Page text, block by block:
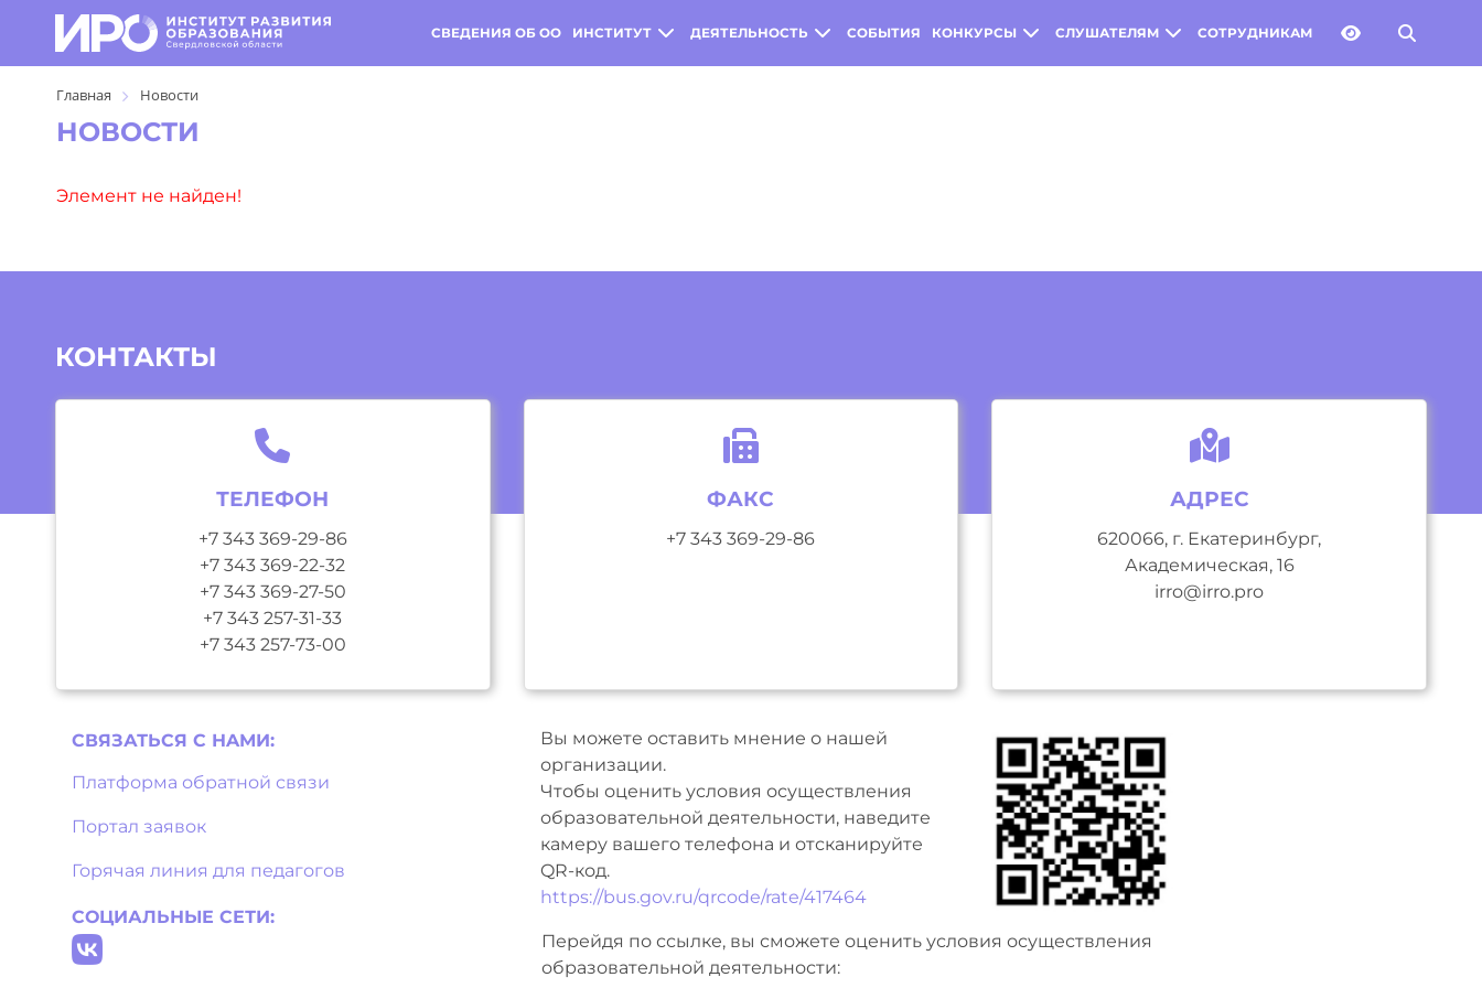
СВЕДЕНИЯ ОБ ОО ИНСТИТУТ ДЕЯТЕЛЬНОСТЬ СОБЫТИЯ КОНКУРСЫ СЛУШАТЕЛЯМ СОТРУДНИКАМ
Главная Новости
НОВОСТИ
Элемент не найден!
КОНТАКТЫ
ТЕЛЕФОН
+7 343 369-29-86
+7 343 369-22-32
+7 343 369-27-50
+7 343 257-31-33
+7 343 257-73-00
ФАКС
+7 343 369-29-86
АДРЕС
620066, г. Екатеринбург,
Академическая, 16
irro@irro.pro
СВЯЗАТЬСЯ С НAМИ:
Платформа обратной связи
Портал заявок
Горячая линия для педагогов
СОЦИАЛЬНЫЕ СЕТИ:
Вы можете оставить мнение о нашей
организации.
Чтобы оценить условия осуществления
образовательной деятельности, наведите
камеру вашего телефона и отсканируйте
QR-код.
https://bus.gov.ru/qrcode/rate/417464
Перейдя по ссылке, вы сможете оценить условия осуществления
образовательной деятельности: